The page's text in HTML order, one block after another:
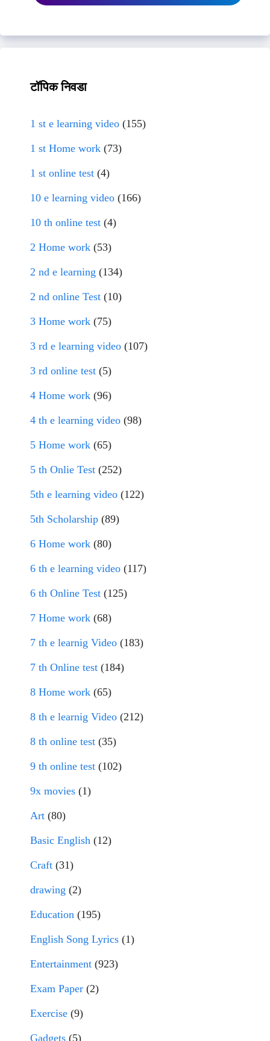
टॉपिक निवडा
1 st e learning video (155)
1 st Home work (73)
1 st online test (4)
10 e learning video (166)
10 th online test (4)
2 Home work (53)
2 nd e learning (134)
2 nd online Test (10)
3 Home work (75)
3 rd e learning video (107)
3 rd online test (5)
4 Home work (96)
4 th e learning video (98)
5 Home work (65)
5 th Onlie Test (252)
5th e learning video (122)
5th Scholarship (89)
6 Home work (80)
6 th e learning video (117)
6 th Online Test (125)
7 Home work (68)
7 th e learnig Video (183)
7 th Online test (184)
8 Home work (65)
8 th e learnig Video (212)
8 th online test (35)
9 th online test (102)
9x movies (1)
Art (80)
Basic English (12)
Craft (31)
drawing (2)
Education (195)
English Song Lyrics (1)
Entertainment (923)
Exam Paper (2)
Exercise (9)
Gadgets (5)